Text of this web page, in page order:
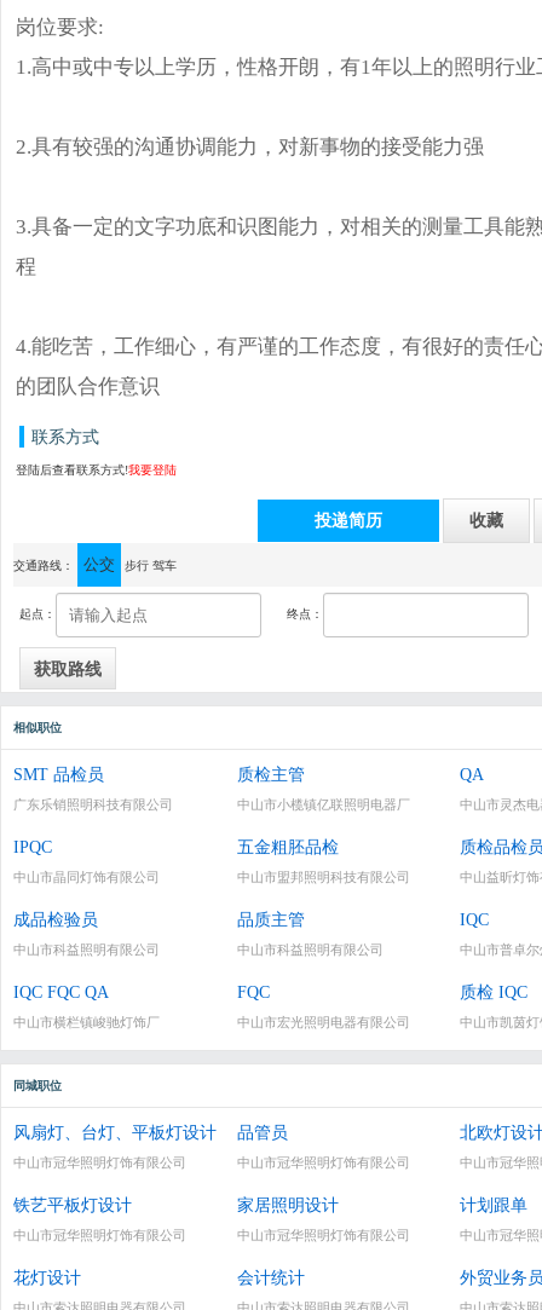
岗位要求:
1.高中或中专以上学历，性格开朗，有1年以上的照明行业
2.具有较强的沟通协调能力，对新事物的接受能力强
3.具备一定的文字功底和识图能力，对相关的测量工具能
程
4.能吃苦，工作细心，有严谨的工作态度，有很好的责任
的团队合作意识
联系方式
登陆后查看联系方式!我要登陆
投递简历 收藏
通讯地址：中山横栏五沙工业园鸿恺路岚景街2号2-3楼（顺露超市对面）
交通路线： 公交 步行 驾车
起点： 终点：
相似职位
SMT 品检员
广东乐销照明科技有限公司
质检主管
中山市小榄镇亿联照明电器厂
QA
中山市灵杰
IPQC
中山市晶同灯饰有限公司
五金粗胚品检
中山市盟邦照明科技有限公司
质检品检
中山益昕灯
成品检验员
中山市科益照明有限公司
品质主管
中山市科益照明有限公司
IQC
中山市普卓
IQC FQC QA
中山市横栏镇峻驰灯饰厂
FQC
中山市宏光照明电器有限公司
质检 IQC
中山市凯茵
同城职位
风扇灯、台灯、平板灯设计
中山市冠华照明灯饰有限公司
品管员
中山市冠华照明灯饰有限公司
北欧灯设
中山市冠华
铁艺平板灯设计
中山市冠华照明灯饰有限公司
家居照明设计
中山市冠华照明灯饰有限公司
计划跟单
中山市冠华
花灯设计
中山市索达照明电器有限公司
会计统计
中山市索达照明电器有限公司
外贸业务
中山市索达